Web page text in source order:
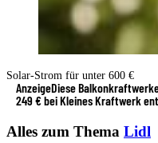
Solar-Strom für unter 600 €
AnzeigeDiese
249 € bei Kleines Kraftwerk
Alles zum Thema Lidl